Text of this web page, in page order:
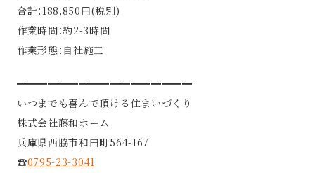
合計：188,850円(税別)
作業時間：約2-3時間
作業形態：自社施工
━━━━━━━━━━━━━━━━━
いつまでも喜んで頂ける住まいづくり
株式会社藤和ホーム
兵庫県西脇市和田町564-167
☎︎0795-23-3041